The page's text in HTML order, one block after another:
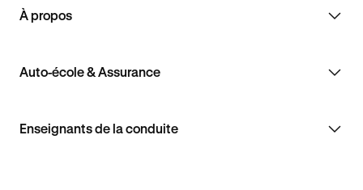
À propos
Auto-école & Assurance
Enseignants de la conduite